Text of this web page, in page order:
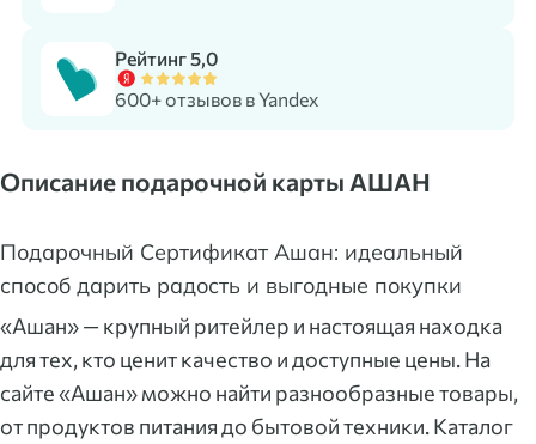
Рейтинг 5,0
600+ отзывов в Yandex
Описание подарочной карты АШАН
Подарочный Сертификат Ашан: идеальный
способ дарить радость и выгодные покупки
«Ашан» — крупный ритейлер и настоящая находка
для тех, кто ценит качество и доступные цены. На
сайте «Ашан» можно найти разнообразные товары,
от продуктов питания до бытовой техники. Каталог